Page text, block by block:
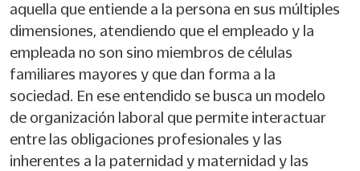
aquella que entiende a la persona en sus múltiples
dimensiones, atendiendo que el empleado y la
empleada no son sino miembros de células
familiares mayores y que dan forma a la
sociedad. En ese entendido se busca un modelo
de organización laboral que permite interactuar
entre las obligaciones profesionales y las
inherentes a la paternidad y maternidad y las